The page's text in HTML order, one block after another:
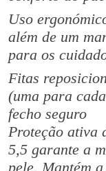
e
P
r
e
i
u
m
E
Uso
além de um
para os
Fitas
(uma para
fecho seguro
Proteção ativa
5,5 garante a
pele. Mantém